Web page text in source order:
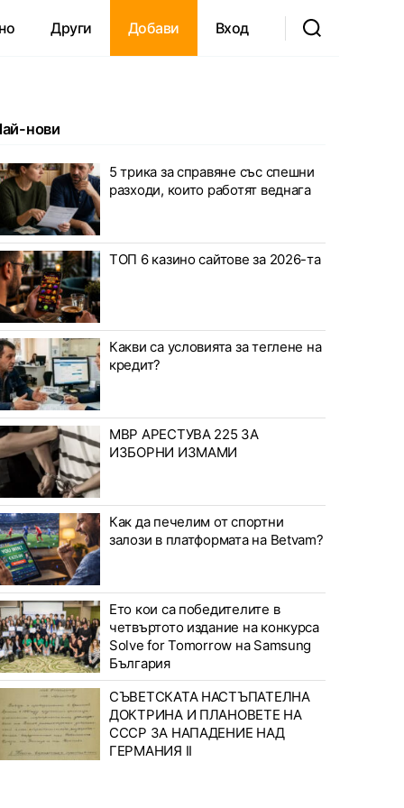
Други Добави Вход
нови
5 трика за справяне със спешни
разходи, които работят веднага
ТОП 6 казино сайтове за 2026-та
Какви са условията за теглене на
кредит?
МВР АРЕСТУВА 225 ЗА
ИЗБОРНИ ИЗМАМИ
Как да печелим от спортни
залози в платформата на Betvam?
Ето кои са победителите в
четвъртото издание на конкурса
Solve for Tomorrow на Samsung
България
СЪВЕТСКАТА НАСТЪПАТЕЛНА
ДОКТРИНА И ПЛАНОВЕТЕ НА
СССР ЗА НАПАДЕНИЕ НАД
ГЕРМАНИЯ II